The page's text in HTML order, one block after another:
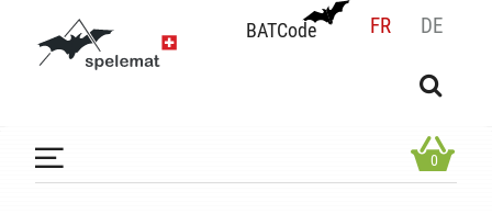
BATCode FR DE
BATCode
OK
0